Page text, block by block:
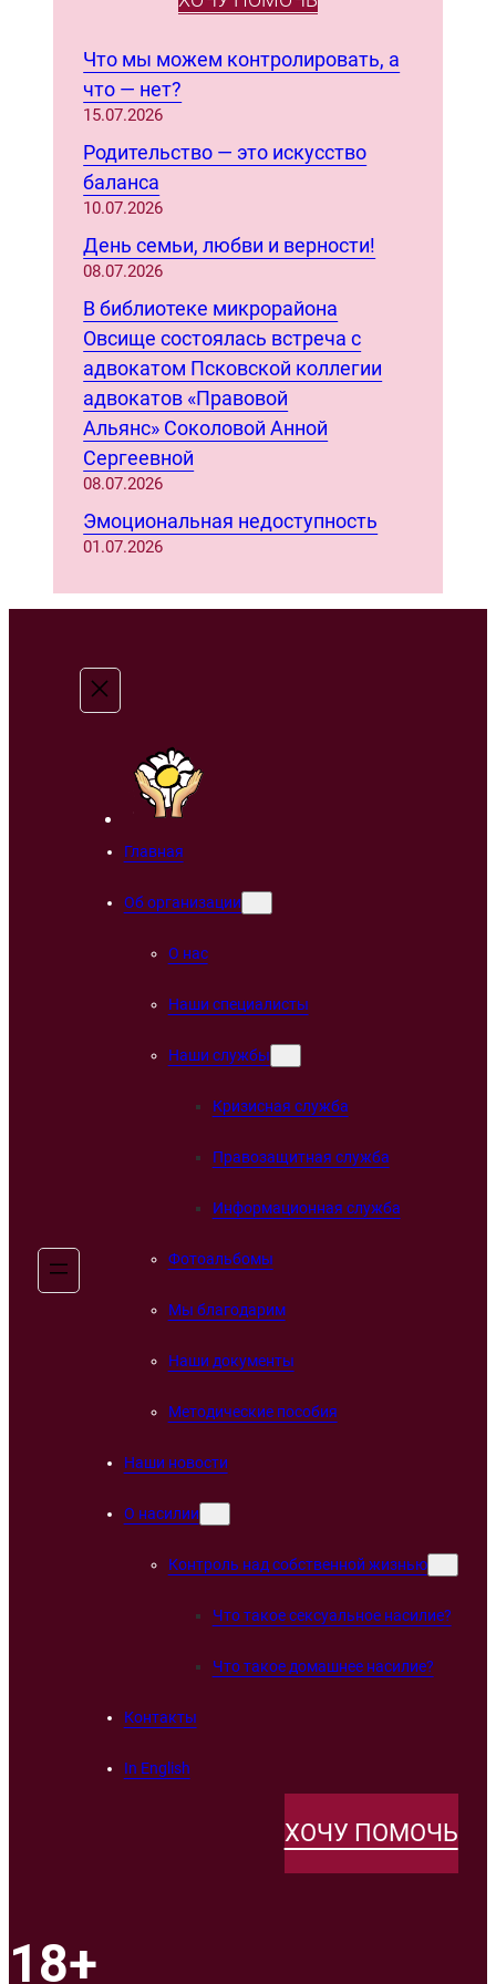
Что мы можем контролировать, а
что — нет?
15.07.2026
Родительство — это искусство
баланса
10.07.2026
День семьи, любви и верности!
08.07.2026
В библиотеке микрорайона
Овсище состоялась встреча с
адвокатом Псковской коллегии
адвокатов «Правовой
Альянс» Соколовой Анной
Сергеевной
08.07.2026
Эмоциональная недоступность
01.07.2026
Главная
Об организации
О нас
Наши специалисты
Наши службы
Кризисная служба
Правозащитная служба
Информационная служба
Фотоальбомы
Мы благодарим
Наши документы
Методические пособия
Наши новости
О насилии
Контроль над собственной жизнью
Что такое сексуальное насилие?
Что такое домашнее насилие?
Контакты
In English
ХОЧУ ПОМОЧЬ
18+